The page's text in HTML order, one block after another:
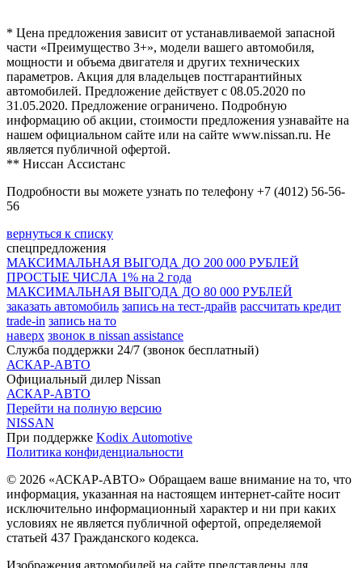
* Цена предложения зависит от устанавливаемой запасной
части «Преимущество 3+», модели вашего автомобиля,
мощности и объема двигателя и других технических
параметров. Акция для владельцев постгарантийных
автомобилей. Предложение действует с 08.05.2020 по
31.05.2020. Предложение ограничено. Подробную
информацию об акции, стоимости предложения узнавайте на
нашем официальном сайте или на сайте www.nissan.ru. Не
является публичной офертой.
** Ниссан Ассистанс
Подробности вы можете узнать по телефону +7 (4012) 56-56-
56
вернуться к списку
спецпредложения
МАКСИМАЛЬНАЯ ВЫГОДА ДО 200 000 РУБЛЕЙ
ПРОСТЫЕ ЧИСЛА 1% на 2 года
МАКСИМАЛЬНАЯ ВЫГОДА ДО 80 000 РУБЛЕЙ
заказать автомобиль запись на тест-драйв рассчитать кредит
trade-in запись на то
наверх звонок в nissan assistance
Служба поддержки 24/7 (звонок бесплатный)
АСКАР-АВТО
Официальный дилер Nissan
АСКАР-АВТО
Перейти на полную версию
NISSAN
При поддержке Kodix Automotive
Политика конфиденциальности
© 2026 «АСКАР-АВТО» Обращаем ваше внимание на то, что
информация, указанная на настоящем интернет-сайте носит
исключительно информационный характер и ни при каких
условиях не является публичной офертой, определяемой
статьей 437 Гражданского кодекса.
Изображения автомобилей на сайте представлены для